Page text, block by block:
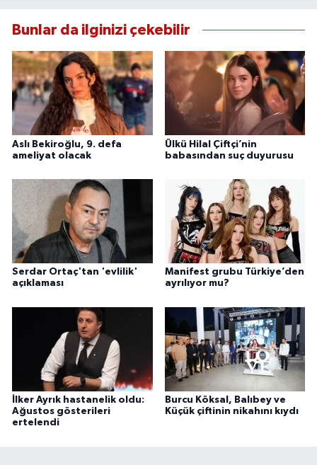
Bunlar da ilginizi çekebilir
Aslı Bekiroğlu, 9. defa
ameliyat olacak
Ülkü Hilal Çiftçi’nin
babasından suç duyurusu
Serdar Ortaç'tan 'evlilik'
açıklaması
Manifest grubu Türkiye’den
ayrılıyor mu?
İlker Ayrık hastanelik oldu:
Ağustos gösterileri
ertelendi
Burcu Köksal, Balıbey ve
Küçük çiftinin nikahını kıydı